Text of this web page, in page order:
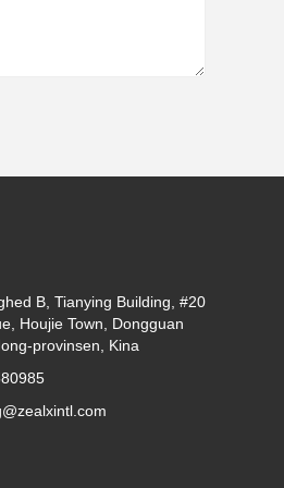
B, Tianying Building, #20
Houjie Town, Dongguan
provinsen, Kina